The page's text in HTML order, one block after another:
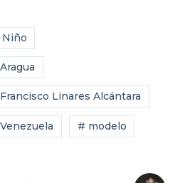
Niño
Linares Alcántara
# modelo